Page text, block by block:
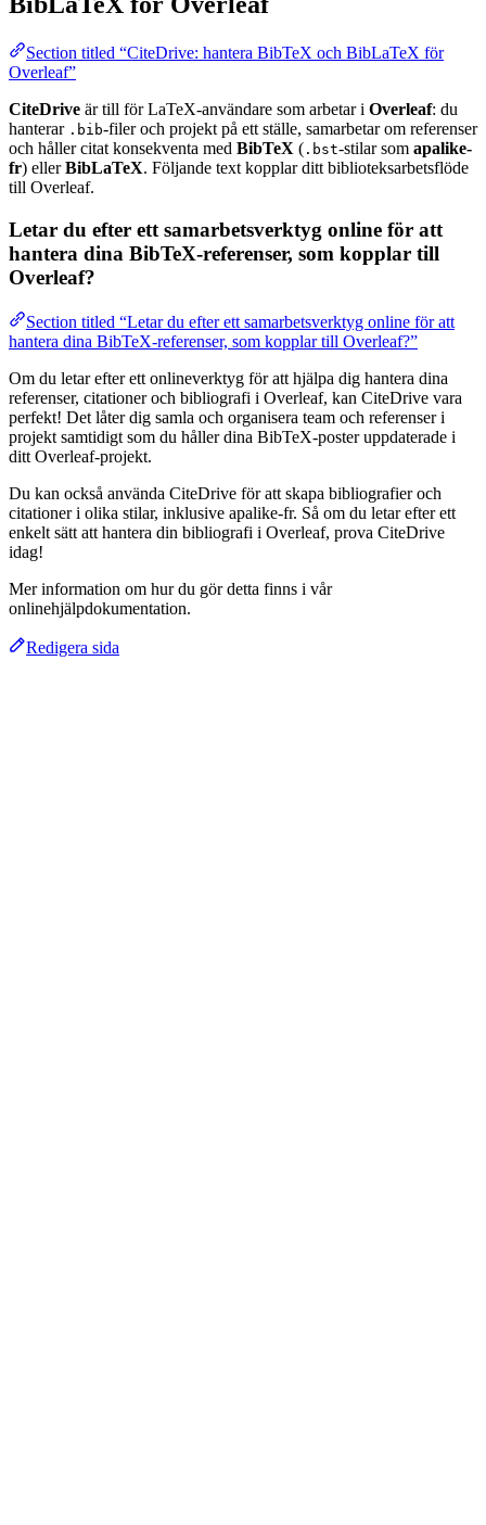
Section titled “CiteDrive: hantera BibTeX och BibLaTeX för
Overleaf”
CiteDrive är till för LaTeX-användare som arbetar i Overleaf: du
hanterar .bib-filer och projekt på ett ställe, samarbetar om referenser
och håller citat konsekventa med BibTeX ( .bst-stilar som apalike-
fr) ellerBibLaTeX. Följande text kopplar ditt biblioteksarbetsflöde
till Overleaf.
Letar du efter ett samarbetsverktyg online för att
hantera dina BibTeX-referenser, som kopplar till
Overleaf?
Section titled “Letar du efter ett samarbetsverktyg online för att
hantera dina BibTeX-referenser, som kopplar till Overleaf?”
Om du letar efter ett onlineverktyg för att hjälpa dig hantera dina
referenser, citationer och bibliografi i Overleaf, kan CiteDrive vara
perfekt! Det låter dig samla och organisera team och referenser i
projekt samtidigt som du håller dina BibTeX-poster uppdaterade i
ditt Overleaf-projekt.
Du kan också använda CiteDrive för att skapa bibliografier och
citationer i olika stilar, inklusive apalike-fr. Så om du letar efter ett
enkelt sätt att hantera din bibliografi i Overleaf, prova CiteDrive
idag!
Mer information om hur du gör detta finns i vår
onlinehjälpdokumentation.
Redigera sida